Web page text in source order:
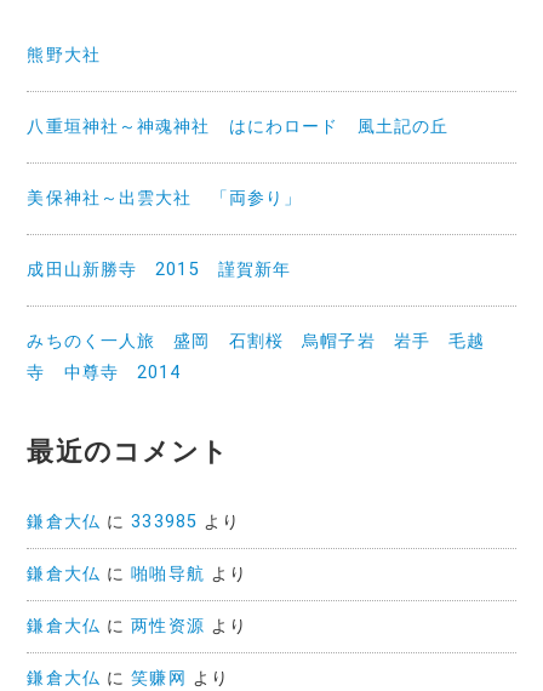
ョ
ン
熊野大社
八重垣神社～神魂神社 はにわロード 風土記の丘
美保神社～出雲大社 「両参り」
成田山新勝寺 2015 謹賀新年
みちのく一人旅 盛岡 石割桜 烏帽子岩 岩手 毛越
寺 中尊寺 2014
最近のコメント
鎌倉大仏 に333985 より
鎌倉大仏 に啪啪导航 より
鎌倉大仏 に两性资源 より
鎌倉大仏 に笑赚网 より